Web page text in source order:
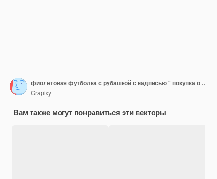
фиолетовая футболка с рубашкой с надписью " покупка одежды "
Grapixy
Вам также могут понравиться эти векторы